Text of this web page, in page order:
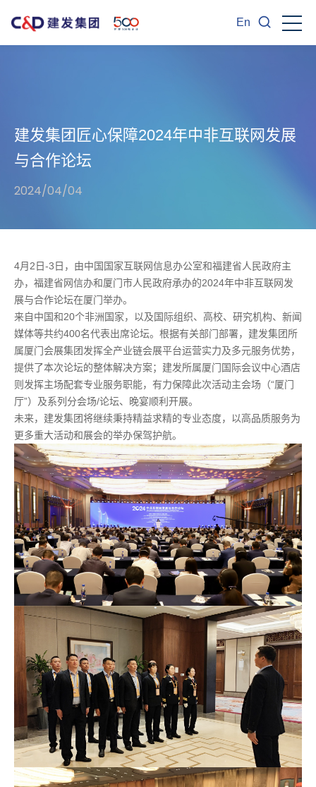
En
建发集团匠心保障2024年中非互联网发展
与合作论坛
2024/04/04
4月2日-3日，由中国国家互联网信息办公室和福建省人民政府主
办，福建省网信办和厦门市人民政府承办的2024年中非互联网发
展与合作论坛在厦门举办。
来自中国和20个非洲国家，以及国际组织、高校、研究机构、新闻
媒体等共约400名代表出席论坛。根据有关部门部署，建发集团所
属厦门会展集团发挥全产业链会展平台运营实力及多元服务优势，
提供了本次论坛的整体解决方案；建发所属厦门国际会议中心酒店
则发挥主场配套专业服务职能，有力保障此次活动主会场（“厦门
厅”）及系列分会场/论坛、晚宴顺利开展。
未来，建发集团将继续秉持精益求精的专业态度，以高品质服务为
更多重大活动和展会的举办保驾护航。